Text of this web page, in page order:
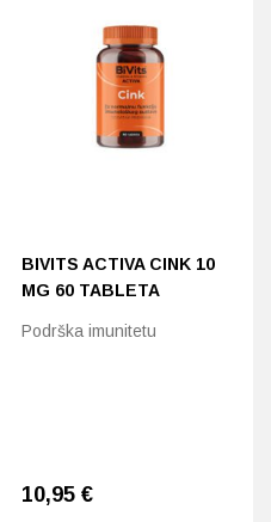
BIVITS ACTIVA CINK 10
MG 60 TABLETA
Podrška imunitetu
10,95 €